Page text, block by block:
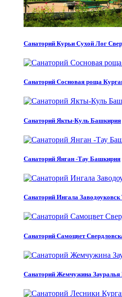
Санаторий Курьи Сухой Лог
Санаторий Сосновая роща
Санаторий Якты-Куль Башкирия
Санаторий Янган -Тау Башкирия
Санаторий Ингала
Санаторий Самоцвет
Санаторий Жемчужина Зауралья